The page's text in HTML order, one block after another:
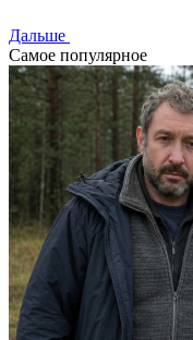
Дальше
Самое популярное